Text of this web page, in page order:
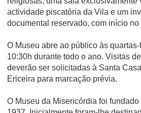
actividade piscatória da Vila e um
documental reservado, com início no
O Museu abre ao público às
10:30h durante todo o ano. Visitas
deverão ser solicitadas à Santa
Ericeira para marcação prévia.
O Museu da Misericórdia foi